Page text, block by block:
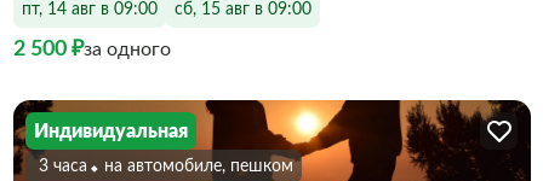
пт, 14 авг в 09:00 сб, 15 авг в 09:00
2 500 ₽за одного
Индивидуальная
3 часа На автомобиле, пешком